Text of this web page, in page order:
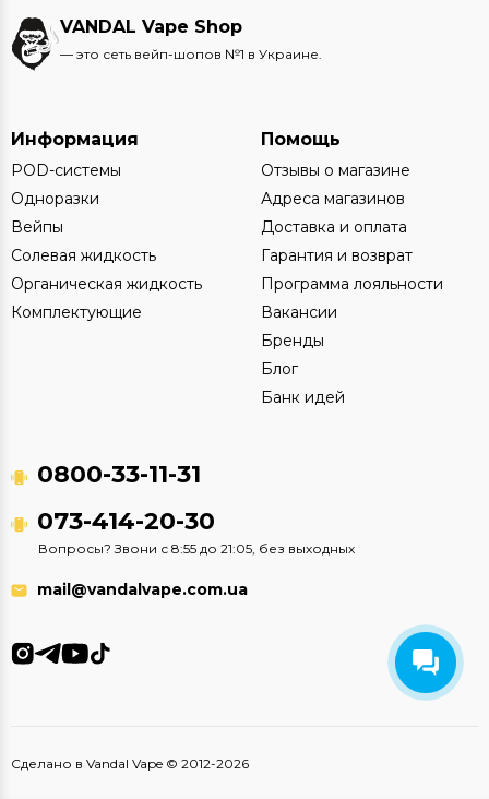
VANDAL Vape Shop
— это сеть вейп-шопов №1 в Украине.
Информация
POD-системы
Одноразки
Вейпы
Солевая жидкость
Органическая жидкость
Комплектующие
Помощь
Отзывы о магазине
Адреса магазинов
Доставка и оплата
Гарантия и возврат
Программа лояльности
Вакансии
Бренды
Блог
Банк идей
0800-33-11-31
073-414-20-30
Вопросы? Звони с 8:55 до 21:05, без выходных
mail@vandalvape.com.ua
Сделано в Vandal Vape © 2012-2026